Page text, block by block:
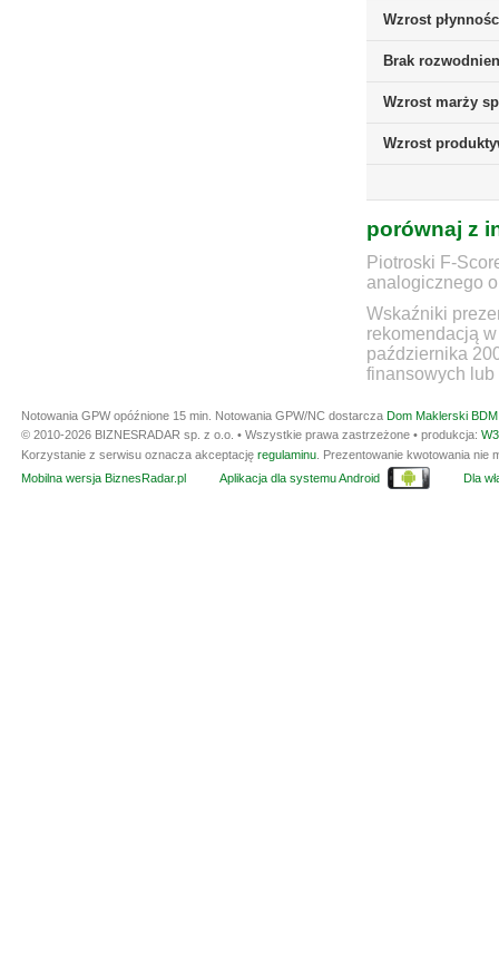
Wzrost
Brak
Wzrost marży
Wzrost
porównaj z
Piotroski F-
analogicznego
Wskaźniki
rekomendacją
października
finansowych lub
Notowania GPW opóźnione 15 min. Notowania GPW/NC dostarcza Dom Maklerski
© 2010-2026 BIZNESRADAR sp. z o.o. • Wszystkie prawa zastrzeżone • produkcja:
Korzystanie z serwisu oznacza akceptację regulaminu . Prezentowanie kwotowania
Mobilna wersja BiznesRadar.pl
Aplikacja dla systemu Android Dla